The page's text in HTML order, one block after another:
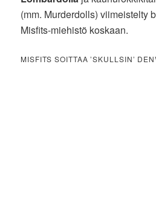
(mm. Murderdolls) viimeistelty
Misfits-miehistö koskaan.
MISFITS SOITTAA ’SKULLSIN’